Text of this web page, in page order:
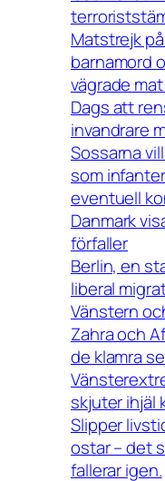
Matstrejk
barnamord
vägrade
Dags att
invandrare
Sossarna
som
eventuell
Danmark
förfaller
Berlin, en
liberal
Vänstern
Zahra och
de klamra
skjuter ihjäl
Slipper
ostar – det
fallerar igen.